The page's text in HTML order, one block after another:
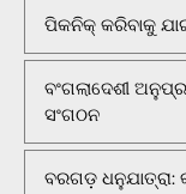
ପିକନିକ୍‌ କରିବାକୁ
ବଂଗଲାଦେଶୀ
ସଂଗଠନ
ବରଗଡ଼ ଧନୁଯାତ୍ରା: